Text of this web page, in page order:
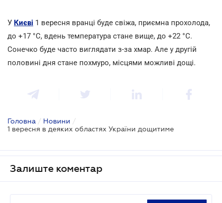
У Києві 1 вересня вранці буде свіжа, приємна прохолода,
до +17 °С, вдень температура стане вище, до +22 °С.
Сонечко буде часто виглядати з-за хмар. Але у другій
половині дня стане похмуро, місцями можливі дощі.
Головна / Новини /
1 вересня в деяких областях України дощитиме
Залиште коментар